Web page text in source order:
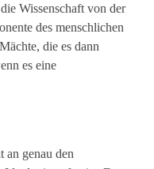
Wissenschaft von der
des menschlichen
die es dann
es eine
an genau den